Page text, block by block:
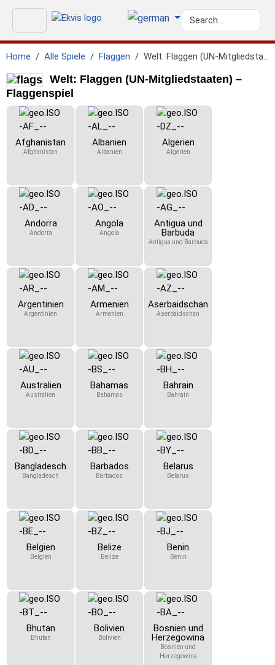
Home Alle Spiele Flaggen Welt: Flaggen (UN-Mitgliedstaaten)
Welt: Flaggen (UN-Mitgliedstaaten) –
Flaggenspiel
Afghanistan
Afghanistan
Albanien
Albanien
Algerien
Algerien
Andorra
Andorra
Angola
Angola
Antigua und
Barbuda
Antigua und Barbuda
Argentinien
Argentinien
Armenien
Armenien
Aserbaidschan
Aserbaidschan
Australien
Australien
Bahamas
Bahamas
Bahrain
Bahrain
Bangladesch
Bangladesch
Barbados
Barbados
Belarus
Belarus
Belgien
Belgien
Belize
Belize
Benin
Benin
Bhutan
Bhutan
Bolivien
Bolivien
Bosnien und
Herzegowina
Bosnien und
Herzegowina